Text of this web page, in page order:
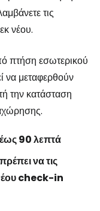
τις
νέου.
πτήση εσωτερικού
να μεταφερθούν
την κατάσταση
90 λεπτά
πρέπει να τις
check-in